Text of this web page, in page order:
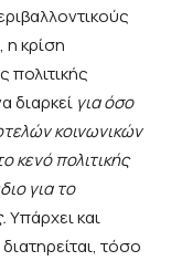
η κρίση
πολιτικής
διαρκεί για όσο
κοινωνικών
κενό πολιτικής
για το
Υπάρχει και
τόσο